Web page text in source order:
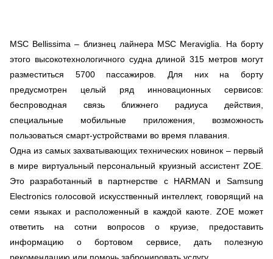
MSC Bellissima – близнец лайнера MSC Meraviglia. На борту
этого высокотехнологичного судна длиной 315 метров могут
разместиться 5700 пассажиров. Для них на борту
предусмотрен целый ряд инновационных сервисов:
беспроводная связь ближнего радиуса действия,
специальные мобильные приложения, возможность
пользоваться смарт-устройствами во время плавания.
Одна из самых захватывающих технических новинок – первый
в мире виртуальный персональный круизный ассистент ZOE.
Это разработанный в партнерстве с HARMAN и Samsung
Electronics голосовой искусственный интеллект, говорящий на
семи языках и расположенный в каждой каюте. ZOE может
ответить на сотни вопросов о круизе, предоставить
информацию о бортовом сервисе, дать полезную
рекомендацию или помочь забронировать услугу.